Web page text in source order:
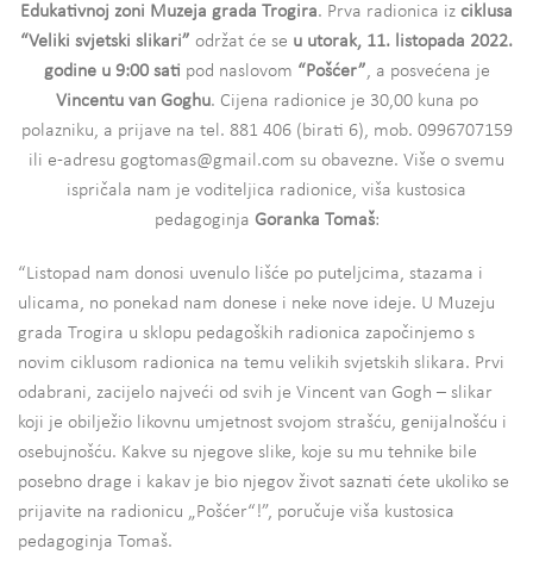
Edukativnoj zoni Muzeja grada Trogira. Prva radionica iz ciklusa
“Veliki svjetski slikari” održat će se u utorak, 11. listopada 2022.
godine u 9:00 sati pod naslovom “Pošćer”, a posvećena je
Vincentu van Goghu. Cijena radionice je 30,00 kuna po
polazniku, a prijave na tel. 881 406 (birati 6), mob. 0996707159
ili e-adresu gogtomas@gmail.com su obavezne. Više o svemu
ispričala nam je voditeljica radionice, viša kustosica
pedagoginja Goranka Tomaš:
“Listopad nam donosi uvenulo lišće po puteljcima, stazama i
ulicama, no ponekad nam donese i neke nove ideje. U Muzeju
grada Trogira u sklopu pedagoških radionica započinjemo s
novim ciklusom radionica na temu velikih svjetskih slikara. Prvi
odabrani, zacijelo najveći od svih je Vincent van Gogh – slikar
koji je obilježio likovnu umjetnost svojom strašću, genijalnošću i
osebujnošću. Kakve su njegove slike, koje su mu tehnike bile
posebno drage i kakav je bio njegov život saznati ćete ukoliko se
prijavite na radionicu „Pošćer“!”, poručuje viša kustosica
pedagoginja Tomaš.